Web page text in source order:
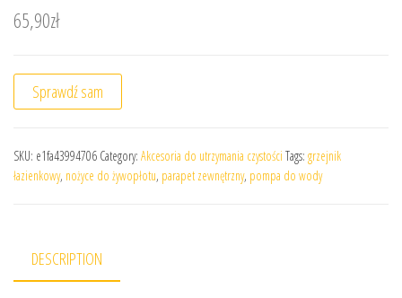
65,90zł
Sprawdź sam
SKU: e1fa43994706 Category: Akcesoria do utrzymania czystości Tags: grzejnik
łazienkowy, nożyce do żywopłotu, parapet zewnętrzny, pompa do wody
DESCRIPTION